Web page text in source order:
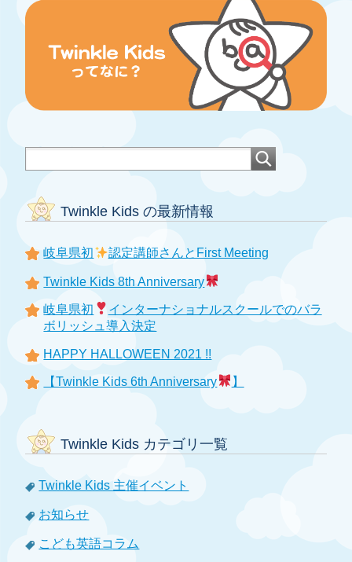
Twinkle Kids の最新情報
岐阜県初 認定講師さんとFirst Meeting
Twinkle Kids 8th Anniversary
岐阜県初
インターナショナルスクールでのバラ
ボリッシュ導入決定
HAPPY HALLOWEEN 2021 !!
【Twinkle Kids 6th Anniversary 】
Twinkle Kids カテゴリ一覧
Twinkle Kids 主催イベント
お知らせ
こども英語コラム